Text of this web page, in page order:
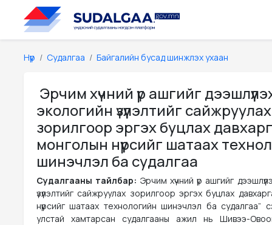
Нүүр Судалгаа Байгалийн бусад шинжлэх ухаан
Эрчим хүчний үр ашгийг
экологийн үзүүлэлтийг сайжруулах
зорилгоор эргэх буцлах
монголын нүүрсийг шатаах
шинэчлэл ба судалгаа
Судалгааны тайлбар: Эрчим хүчний үр ашгийг
үзүүлэлтийг сайжруулах зорилгоор эргэх буцлах
нүүрсийг шатаах технологийн шинэчлэл ба судалгаа”
улстай хамтарсан судалгааны ажил нь Шивээ-